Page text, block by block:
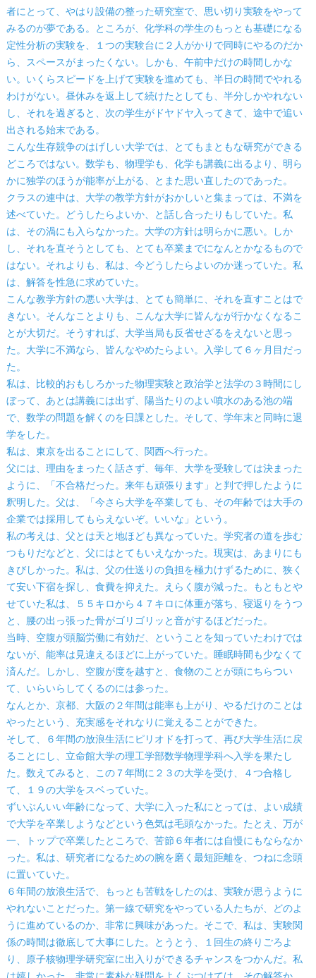
者にとって、やはり設備の整った研究室で、思い切り実験をやって
みるのが夢である。ところが、化学科の学生のもっとも基礎になる
定性分析の実験を、１つの実験台に２人がかりで同時にやるのだか
ら、スペースがまったくない。しかも、午前中だけの時間しかな
い。いくらスピードを上げて実験を進めても、半日の時間でやれる
わけがない。昼休みを返上して続けたとしても、半分しかやれない
し、それを過ぎると、次の学生がドヤドヤ入ってきて、途中で追い
出される始末である。
こんな生存競争のはげしい大学では、とてもまともな研究ができる
どころではない。数学も、物理学も、化学も講義に出るより、明ら
かに独学のほうが能率が上がる、とまた思い直したのであった。
クラスの連中は、大学の教学方針がおかしいと集まっては、不満を
述べていた。どうしたらよいか、と話し合ったりもしていた。私
は、その渦にも入らなかった。大学の方針は明らかに悪い。しか
し、それを直そうとしても、とても卒業までになんとかなるもので
はない。それよりも、私は、今どうしたらよいのか迷っていた。私
は、解答を性急に求めていた。
こんな教学方針の悪い大学は、とても簡単に、それを直すことはで
きない。そんなことよりも、こんな大学に皆んなが行かなくなるこ
とが大切だ。そうすれば、大学当局も反省せざるをえないと思っ
た。大学に不満なら、皆んなやめたらよい。入学して６ヶ月目だっ
た。
私は、比較的おもしろかった物理実験と政治学と法学の３時間にし
ぼって、あとは講義には出ず、陽当たりのよい噴水のある池の端
で、数学の問題を解くのを日課とした。そして、学年末と同時に退
学をした。
私は、東京を出ることにして、関西へ行った。
父には、理由をまったく話さず、毎年、大学を受験しては決まった
ように、「不合格だった。来年も頑張ります」と判で押したように
釈明した。父は、「今さら大学を卒業しても、その年齢では大手の
企業では採用してもらえないぞ。いいな」という。
私の考えは、父とは天と地ほども異なっていた。学究者の道を歩む
つもりだなどと、父にはとてもいえなかった。現実は、あまりにも
きびしかった。私は、父の仕送りの負担を極力けずるために、狭く
て安い下宿を探し、食費を抑えた。えらく腹が減った。もともとや
せていた私は、５５キロから４７キロに体重が落ち、寝返りをうつ
と、腰の出っ張った骨がゴリゴリッと音がするほどだった。
当時、空腹が頭脳労働に有効だ、ということを知っていたわけでは
ないが、能率は見違えるほどに上がっていた。睡眠時間も少なくて
済んだ。しかし、空腹が度を越すと、食物のことが頭にちらつい
て、いらいらしてくるのには参った。
なんとか、京都、大阪の２年間は能率も上がり、やるだけのことは
やったという、充実感をそれなりに覚えることができた。
そして、６年間の放浪生活にピリオドを打って、再び大学生活に戻
ることにし、立命館大学の理工学部数学物理学科へ入学を果たし
た。数えてみると、この７年間に２３の大学を受け、４つ合格し
て、１９の大学をスベっていた。
ずいぶんいい年齢になって、大学に入った私にとっては、よい成績
で大学を卒業しようなどという色気は毛頭なかった。たとえ、万が
一、トップで卒業したところで、苦節６年者には自慢にもならなか
った。私は、研究者になるための腕を磨く最短距離を、つねに念頭
に置いていた。
６年間の放浪生活で、もっとも苦戦をしたのは、実験が思うように
やれないことだった。第一線で研究をやっている人たちが、どのよ
うに進めているのか、非常に興味があった。そこで、私は、実験関
係の時間は徹底して大事にした。とうとう、１回生の終りごろよ
り、原子核物理学研究室に出入りができるチャンスをつかんだ。私